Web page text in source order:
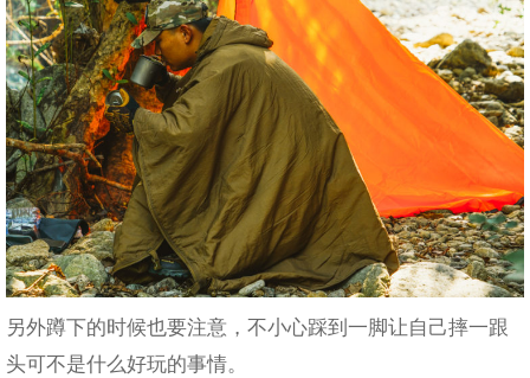
另外蹲下的时候也要注意，不小心踩到一脚让自己摔一跟
头可不是什么好玩的事情。